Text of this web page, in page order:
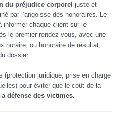
du préjudice corporel juste et
par l’angoisse des honoraires. Le
informer chaque client sur le
le premier rendez-vous, avec une
horaire, ou honoraire de résultat,
dossier.
(protection juridique, prise en charge
pour éviter que le coût de la
défense des victimes.